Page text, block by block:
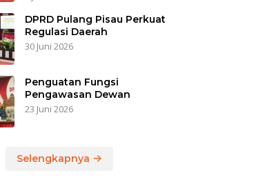
DPRD Pulang Pisau Perkuat
Regulasi Daerah
30 Juni 2026
Penguatan Fungsi
Pengawasan Dewan
23 Juni 2026
Selengkapnya